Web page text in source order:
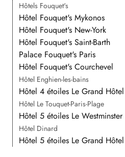
Hôtels Fouquet's
Hôtel Fouquet's Mykonos
Hôtel Fouquet's New-York
Hôtel Fouquet's Saint-Barth
Palace Fouquet's Paris
Hôtel Fouquet's Courchevel
Hôtel Enghien-les-bains
Hôtel 4 étoiles Le Grand Hôtel
Hôtel Le Touquet-Paris-Plage
Hôtel 5 étoiles Le Westminster
Hôtel Dinard
Hôtel 5 étoiles Le Grand